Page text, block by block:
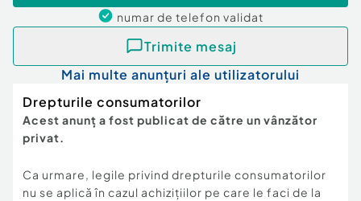
numar de telefon validat
Trimite mesaj
Mai multe anunțuri ale utilizatorului
Drepturile consumatorilor
Acest anunț a fost publicat de către un vânzător
privat.
Ca urmare, legile privind drepturile consumatorilor
nu se aplică în cazul achizițiilor pe care le faci de la